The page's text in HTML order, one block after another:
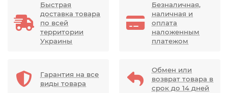
Быстрая
доставка товара
по всей
территории
Украины
Безналичная,
наличная и
оплата
наложенным
платежом
Гарантия на все
виды товара
Обмен или
возврат товара в
срок до 14 дней